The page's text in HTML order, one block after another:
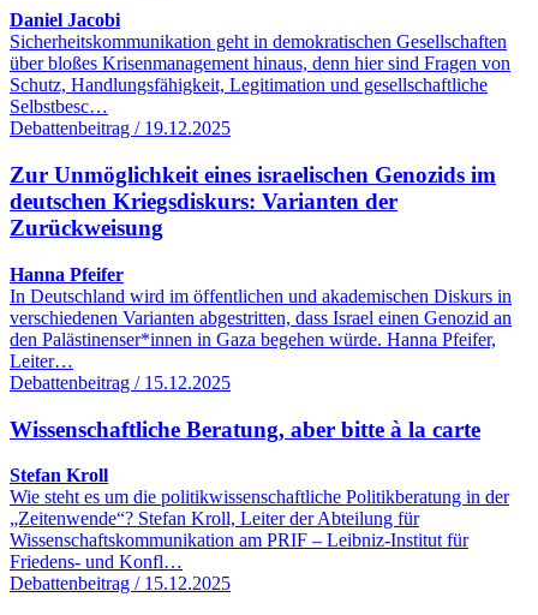
Daniel Jacobi
Sicherheitskommunikation geht in demokratischen Gesellschaften
über bloßes Krisenmanagement hinaus, denn hier sind Fragen von
Schutz, Handlungsfähigkeit, Legitimation und gesellschaftliche
Selbstbesc…
Debattenbeitrag / 19.12.2025
Zur Unmöglichkeit eines israelischen Genozids im
deutschen Kriegsdiskurs: Varianten der
Zurückweisung
Hanna Pfeifer
In Deutschland wird im öffentlichen und akademischen Diskurs in
verschiedenen Varianten abgestritten, dass Israel einen Genozid an
den Palästinenser*innen in Gaza begehen würde. Hanna Pfeifer,
Leiter…
Debattenbeitrag / 15.12.2025
Wissenschaftliche Beratung, aber bitte à la carte
Stefan Kroll
Wie steht es um die politikwissenschaftliche Politikberatung in der
„Zeitenwende“? Stefan Kroll, Leiter der Abteilung für
Wissenschaftskommunikation am PRIF – Leibniz-Institut für
Friedens- und Konfl…
Debattenbeitrag / 15.12.2025